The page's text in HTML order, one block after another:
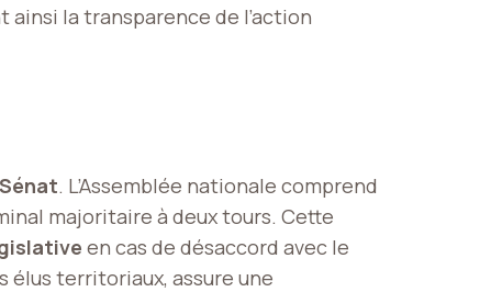
la transparence de l’action
Sénat. L’Assemblée nationale comprend
majoritaire à deux tours. Cette
en cas de désaccord avec le
élus territoriaux, assure une